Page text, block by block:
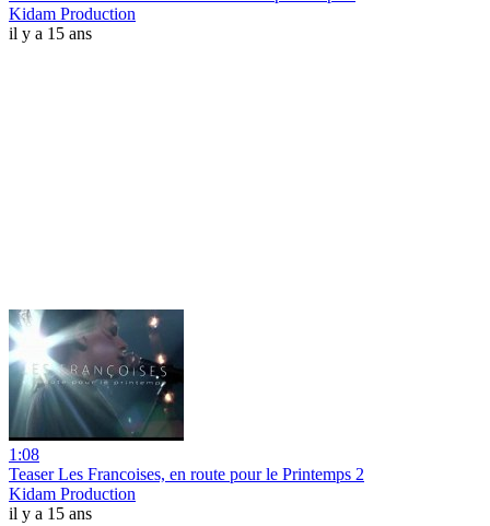
Kidam Production
il y a 15 ans
1:08
Teaser Les Francoises, en route pour le Printemps 2
Kidam Production
il y a 15 ans